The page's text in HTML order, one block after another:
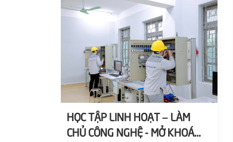
HỌC TẬP LINH HOẠT – LÀM
CHỦ CÔNG NGHỆ - MỞ KHOÁ